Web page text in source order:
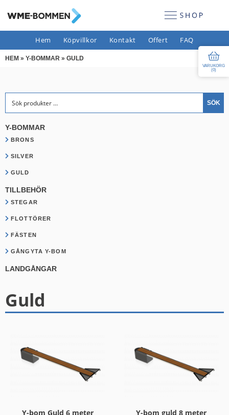
Hem Köpvillkor Kontakt Offert FAQ
VARUKORG
(0)
HEM » Y-BOMMAR » GULD
SÖK
Y-BOMMAR
BRONS
SILVER
GULD
TILLBEHÖR
STEGAR
FLOTTÖRER
FÄSTEN
GÅNGYTA Y-BOM
LANDGÅNGAR
Guld
Y-bom Guld 6 meter Y-bom guld 8 meter